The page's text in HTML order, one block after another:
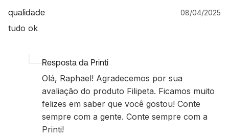
qualidade
tudo ok
08/04/2025
Resposta da Printi
Olá, Raphael! Agradecemos por sua
avaliação do produto Filipeta. Ficamos muito
felizes em saber que você gostou! Conte
sempre com a gente. Conte sempre com a
Printi!